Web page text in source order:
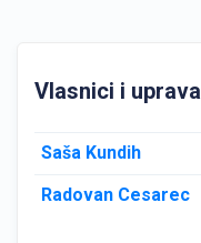
Vlasnici i uprava
Saša Kundih
Radovan Cesarec